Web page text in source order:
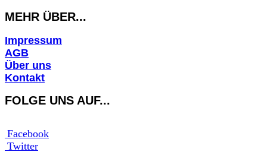
MEHR ÜBER...
Impressum
AGB
Über uns
Kontakt
FOLGE UNS AUF...
Facebook
Twitter